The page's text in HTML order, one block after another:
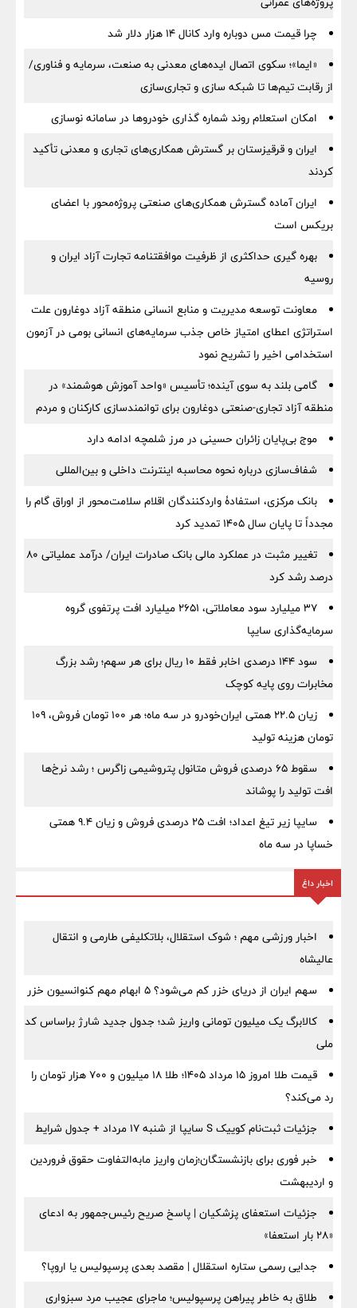
چرا قیمت مس دوباره وارد کانال ۱۴ هزار دلار شد
«ایما»؛ سکوی اتصال ایده‌های معدنی به صنعت، سرمایه و فناوری/
از رقابت تیم‌ها تا شبکه سازی و تجاری‌سازی
امکان استعلام روند شماره گذاری خودروها در سامانه نوسازی
ایران و قرقیزستان بر گسترش همکاری‌های تجاری و معدنی تأکید
کردند
ایران آماده گسترش همکاری‌های صنعتی پروژه‌محور با اعضای
بریکس است
بهره گیری حداکثری از ظرفیت موافقتنامه تجارت آزاد ایران و
روسیه
معاونت توسعه مدیریت و منابع انسانی منطقه آزاد دوغارون علت
استراتژی اعطای امتیاز خاص جذب سرمایه‌های انسانی بومی در آزمون
استخدامی اخیر را تشریح نمود
گامی بلند به سوی آینده؛ تأسیس «واحد آموزش هوشمند» در
منطقه آزاد تجاری-صنعتی دوغارون برای توانمندسازی کارکنان و مردم
موج بی‌پایان زائران حسینی در مرز شلمچه ادامه دارد
شفاف‌سازی درباره نحوه محاسبه اینترنت داخلی و بین‌المللی
بانک مرکزی، استفادۀ واردکنندگان اقلام سلامت‌محور از اوراق گام را
مجدداً تا پایان سال ۱۴۰۵ تمدید کرد
تغییر مثبت در عملکرد مالی بانک صادرات ایران/ درآمد عملیاتی 80
درصد رشد کرد
۳۷ میلیارد سود معاملاتی، ۲۶۵۱ میلیارد افت پرتفوی گروه
سرمایه‌گذاری سایپا
سود ۱۴۴ درصدی اخابر فقط ۱۰ ریال برای هر سهم؛ رشد بزرگ
مخابرات روی پایه کوچک
زیان ۲۲.۵ همتی ایران‌خودرو در سه ماه؛ هر ۱۰۰ تومان فروش، ۱۰۹
تومان هزینه تولید
سقوط ۶۵ درصدی فروش متانول پتروشیمی زاگرس ؛ رشد نرخ‌ها
افت تولید را پوشاند
سایپا زیر تیغ اعداد؛ افت ۲۵ درصدی فروش و زیان ۹.۴ همتی
خساپا در سه ماه
اخبار داغ
اخبار ورزشی مهم ؛ شوک استقلال، بلاتکلیفی طارمی و انتقال
عالیشاه
سهم ایران از دریای خزر کم می‌شود؟ ۵ ابهام مهم کنوانسیون خزر
کالابرگ یک میلیون تومانی واریز شد؛ جدول جدید شارژ براساس کد
ملی
قیمت طلا امروز ۱۵ مرداد ۱۴۰۵؛ طلا ۱۸ میلیون و ۷۰۰ هزار تومان را
رد می‌کند؟
جزئیات ثبت‌نام کوییک S سایپا از شنبه ۱۷ مرداد + جدول شرایط
خبر فوری برای بازنشستگان؛زمان واریز مابه‌التفاوت حقوق فروردین
و اردیبهشت
جزئیات استعفای پزشکیان | پاسخ صریح رئیس‌جمهور به ادعای
«۲۸ بار استعفا»
جدایی رسمی ستاره استقلال | مقصد بعدی پرسپولیس یا اروپا؟
طلاق به خاطر پیراهن پرسپولیس؛ ماجرای عجیب مرد سبزواری